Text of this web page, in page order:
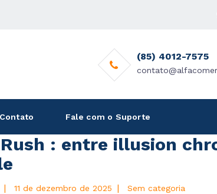
(85) 4012-7575
Contato Fale com o Suporte
: entre illusion
| 11 de dezembro de 2025 | Sem categoria